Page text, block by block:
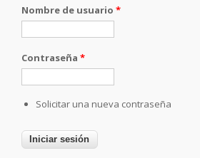
Nombre de usuario *
Contraseña *
Solicitar una nueva contraseña